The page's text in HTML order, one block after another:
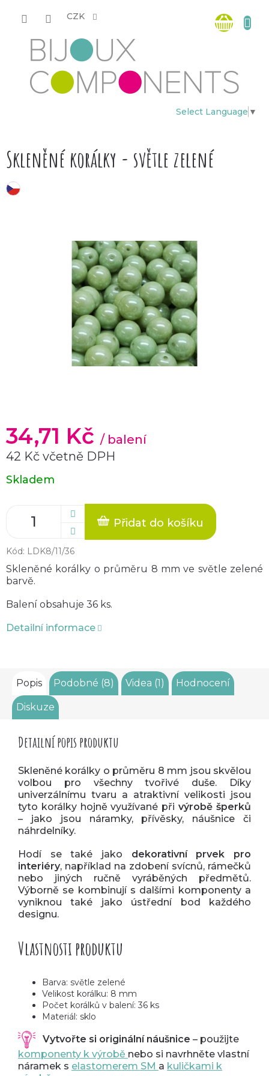
CZK
Select Language ▼
košík
Skleněné korálky - světle zelené
34,71 Kč / balení
42 Kč včetně DPH
Měrná
cena:
Skladem
Přidat do košíku
Kód: LDK8/11/36
Skleněné korálky o průměru 8 mm ve světle zelené
barvě.
Balení obsahuje 36 ks.
Detailní informace
Popis Podobné (8) Videa (1) Hodnocení
Diskuze
Detailní popis produktu
Skleněné korálky o průměru 8 mm jsou skvělou
volbou pro všechny tvořivé duše. Díky
univerzálnímu tvaru a atraktivní velikosti jsou
tyto korálky hojně využívané přivýrobě šperků
– jako jsou náramky, přívěsky, náušnice či
náhrdelníky.
Hodí se také jako dekorativní prvek pro
interiéry, například na zdobení svícnů, rámečků
nebo jiných ručně vyráběných předmětů.
Výborně se kombinují s dalšími komponenty a
vyniknou také jako ústřední bod každého
designu.
Vlastnosti produktu
Barva: světle zelené
Velikost korálku: 8 mm
Počet korálků v balení: 36 ks
Materiál: sklo
Vytvořte si originální náušnice – použijte
komponenty k výrobě nebo si navrhněte vlastní
náramek s elastomerem SM a kuličkami k